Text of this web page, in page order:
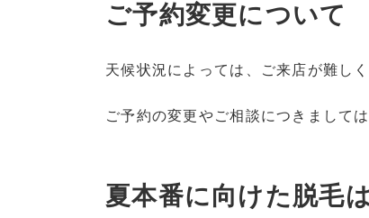
ご予約変更について
天候状況によっては、ご来店が難し
ご予約の変更やご相談につきまして
夏本番に向けた脱毛